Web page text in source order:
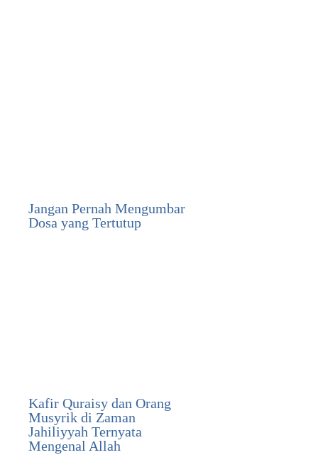
Jangan Pernah Mengumbar
Dosa yang Tertutup
Kafir Quraisy dan Orang
Musyrik di Zaman
Jahiliyyah Ternyata
Mengenal Allah